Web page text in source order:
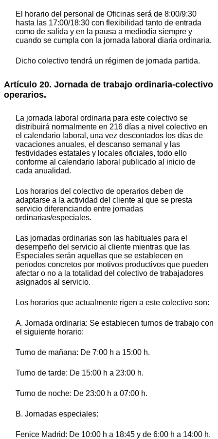
El horario del personal de Oficinas será de 8:00/9:30
hasta las 17:00/18:30 con flexibilidad tanto de entrada
como de salida y en la pausa a mediodía siempre y
cuando se cumpla con la jornada laboral diaria ordinaria.
Dicho colectivo tendrá un régimen de jornada partida.
Artículo 20. Jornada de trabajo ordinaria-colectivo
operarios.
La jornada laboral ordinaria para este colectivo se
distribuirá normalmente en 216 días a nivel colectivo en
el calendario laboral, una vez descontados los días de
vacaciones anuales, el descanso semanal y las
festividades estatales y locales oficiales, todo ello
conforme al calendario laboral publicado al inicio de
cada anualidad.
Los horarios del colectivo de operarios deben de
adaptarse a la actividad del cliente al que se presta
servicio diferenciando entre jornadas
ordinarias/especiales.
Las jornadas ordinarias son las habituales para el
desempeño del servicio al cliente mientras que las
Especiales serán aquellas que se establecen en
períodos concretos por motivos productivos que pueden
afectar o no a la totalidad del colectivo de trabajadores
asignados al servicio.
Los horarios que actualmente rigen a este colectivo son:
A. Jornada ordinaria: Se establecen turnos de trabajo con
el siguiente horario:
Turno de mañana: De 7:00 h a 15:00 h.
Turno de tarde: De 15:00 h a 23:00 h.
Turno de noche: De 23:00 h a 07:00 h.
B. Jornadas especiales:
Fenice Madrid: De 10:00 h a 18:45 y de 6:00 h a 14:00 h.